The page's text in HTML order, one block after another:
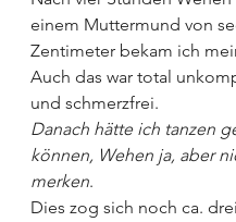
einem Muttermund von
Zentimeter bekam ich
Auch das war total
und schmerzfrei.
Danach hätte ich tanzen
können, Wehen ja, aber
merken.
Dies zog sich noch ca.